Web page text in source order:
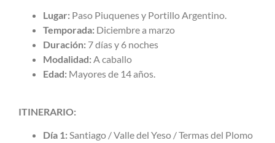
Lugar: Paso Piuquenes y Portillo Argentino.
Temporada: Diciembre a marzo
Duración: 7 días y 6 noches
Modalidad: A caballo
Edad: Mayores de 14 años.
ITINERARIO:
Día 1:Santiago / Valle del Yeso / Termas del Plomo